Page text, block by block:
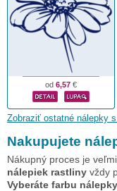
od 6,57 €
Zobraziť ostatné nálepky
Nakupujete
Nákupný proces je veľmi
nálepiek rastliny vždy
Vyberáte farbu